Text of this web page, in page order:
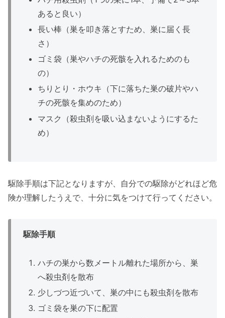
あると良い）
長い棒（巣を叩き落とすため、巣に届く長
さ）
ゴミ袋（巣やハチの死骸を入れるためのも
の）
ちりとり・ホウキ（下に落ちた巣の破片やハ
チの死骸を集めのため）
マスク（殺虫剤を吸い込まないようにするた
め）
駆除手順は下記となりますが、自分での駆除がどれほど危
険か理解したうえで、十分に気をつけて行ってください。
駆除手順
ハチの巣から数メートル離れた場所から、巣
へ殺虫剤を散布
少しづつ近づいて、巣の中にも殺虫剤を散布
ゴミ袋を巣の下に配置